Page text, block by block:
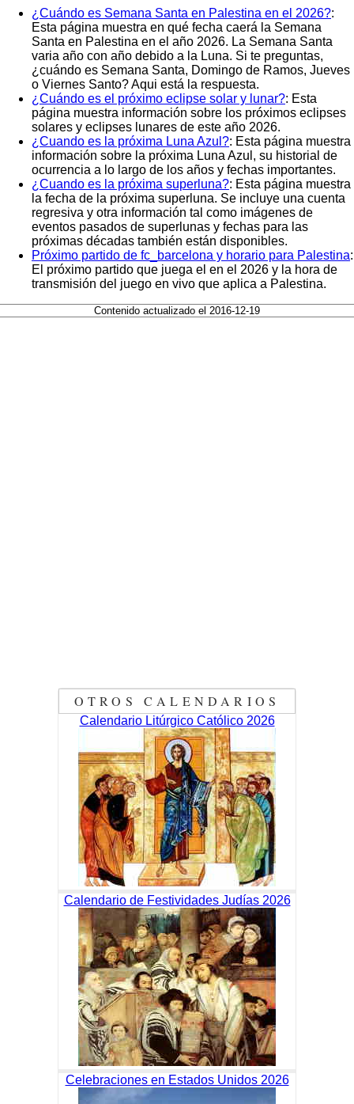
¿Cuándo es Semana Santa en Palestina en el 2026?:
Esta página muestra en qué fecha caerá la Semana
Santa en Palestina en el año 2026. La Semana Santa
varia año con año debido a la Luna. Si te preguntas,
¿cuándo es Semana Santa, Domingo de Ramos, Jueves
o Viernes Santo? Aqui está la respuesta.
¿Cuándo es el próximo eclipse solar y lunar?: Esta
página muestra información sobre los próximos eclipses
solares y eclipses lunares de este año 2026.
¿Cuando es la próxima Luna Azul?: Esta página muestra
información sobre la próxima Luna Azul, su historial de
ocurrencia a lo largo de los años y fechas importantes.
¿Cuando es la próxima superluna?: Esta página muestra
la fecha de la próxima superluna. Se incluye una cuenta
regresiva y otra información tal como imágenes de
eventos pasados de superlunas y fechas para las
próximas décadas también están disponibles.
Próximo partido de fc_barcelona y horario para Palestina:
El próximo partido que juega el en el 2026 y la hora de
transmisión del juego en vivo que aplica a Palestina.
Contenido actualizado el 2016-12-19
OTROS CALENDARIOS
Calendario Litúrgico Católico 2026
Calendario de Festividades Judías 2026
Celebraciones en Estados Unidos 2026